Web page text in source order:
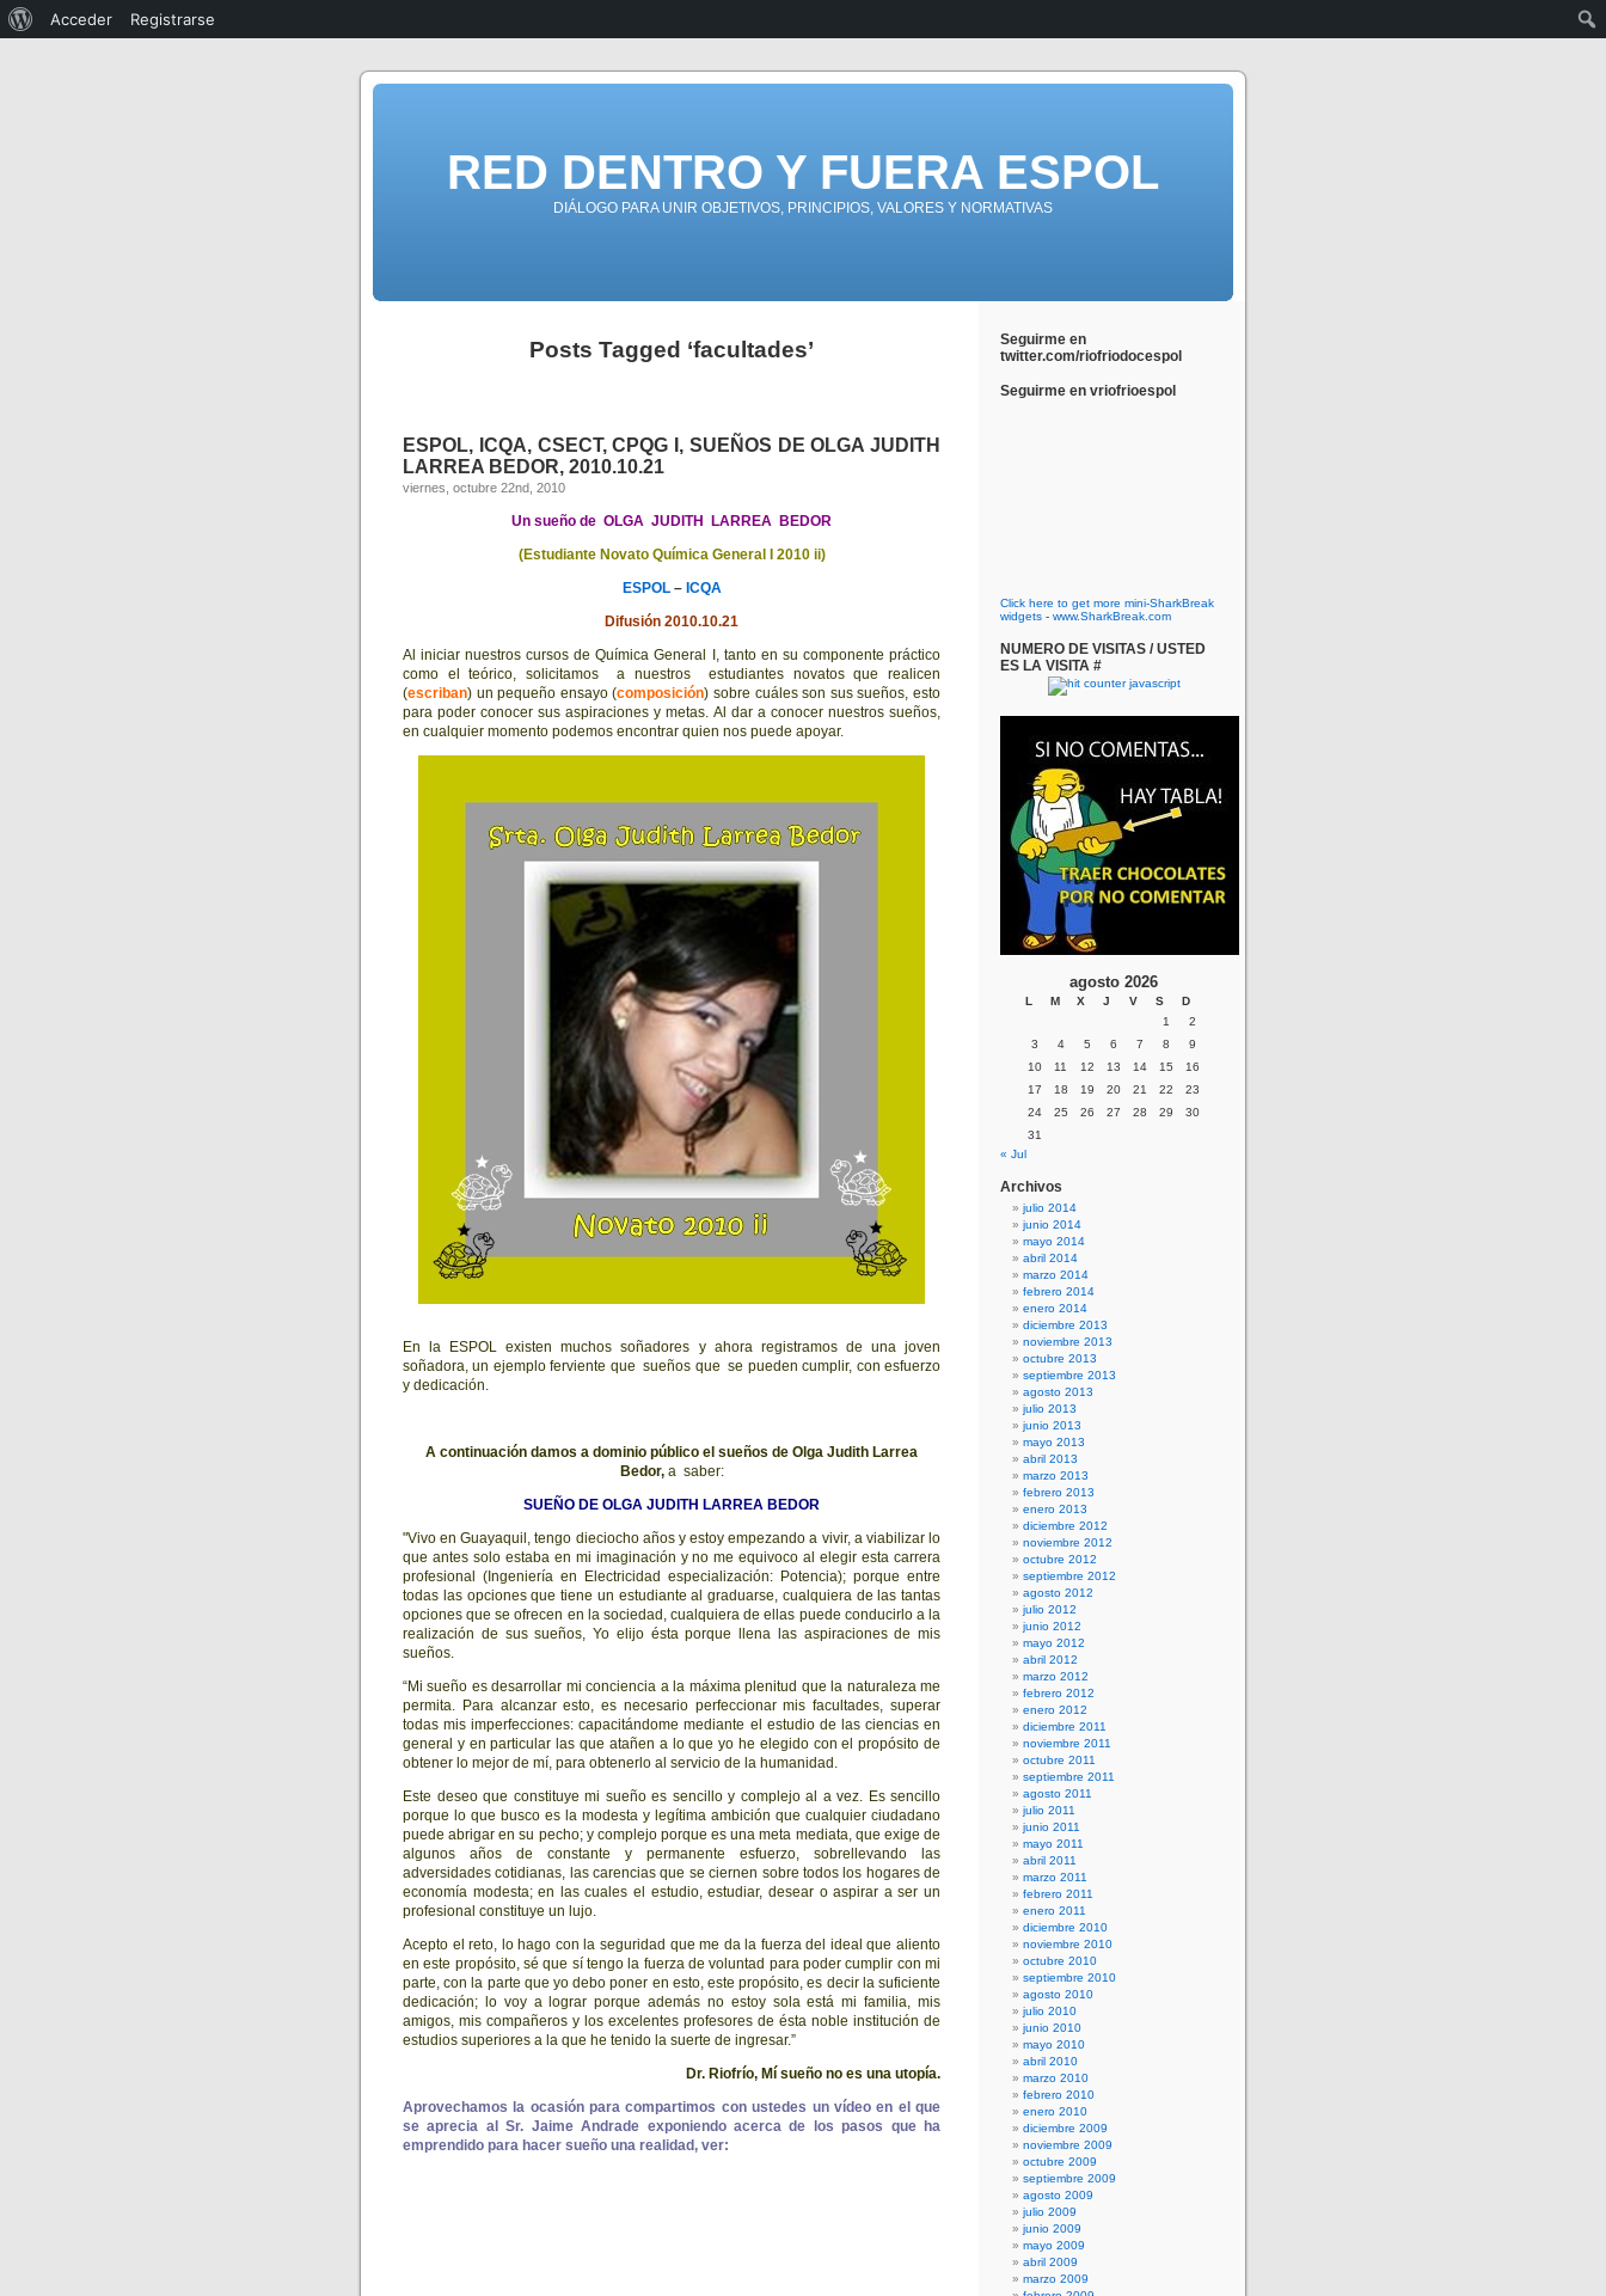
RED DENTRO Y FUERA ESPOL
DIÁLOGO PARA UNIR OBJETIVOS, PRINCIPIOS, VALORES Y NORMATIVAS
Posts Tagged ‘facultades’
ESPOL, ICQA, CSECT, CPQG I, SUEÑOS DE OLGA JUDITH
LARREA BEDOR, 2010.10.21
viernes, octubre 22nd, 2010
Un sueño de OLGA JUDITH LARREA BEDOR
(Estudiante Novato Química General I 2010 ii)
ESPOL– ICQA
Difusión 2010.10.21
Al iniciar nuestros cursos de Química General I, tanto en su componente práctico
como el teórico, solicitamos a nuestros estudiantes novatos que realicen
(escriban) un pequeño ensayo (composición) sobre cuáles son sus sueños, esto
para poder conocer sus aspiraciones y metas. Al dar a conocer nuestros sueños,
en cualquier momento podemos encontrar quien nos puede apoyar.
En la ESPOL existen muchos soñadores y ahora registramos de una joven
soñadora, un ejemplo ferviente que sueños que se pueden cumplir, con esfuerzo
y dedicación.
A continuación damos a dominio público el sueños de Olga Judith Larrea
Bedor,a saber:
SUEÑO DE OLGA JUDITH LARREA BEDOR
"Vivo en Guayaquil, tengo dieciocho años y estoy empezando a vivir, a viabilizar lo
que antes solo estaba en mi imaginación y no me equivoco al elegir esta carrera
profesional (Ingeniería en Electricidad especialización: Potencia); porque entre
todas las opciones que tiene un estudiante al graduarse, cualquiera de las tantas
opciones que se ofrecen en la sociedad, cualquiera de ellas puede conducirlo a la
realización de sus sueños, Yo elijo ésta porque llena las aspiraciones de mis
sueños.
“Mi sueño es desarrollar mi conciencia a la máxima plenitud que la naturaleza me
permita. Para alcanzar esto, es necesario perfeccionar mis facultades, superar
todas mis imperfecciones: capacitándome mediante el estudio de las ciencias en
general y en particular las que atañen a lo que yo he elegido con el propósito de
obtener lo mejor de mí, para obtenerlo al servicio de la humanidad.
Este deseo que constituye mi sueño es sencillo y complejo al a vez. Es sencillo
porque lo que busco es la modesta y legítima ambición que cualquier ciudadano
puede abrigar en su pecho; y complejo porque es una meta mediata, que exige de
algunos años de constante y permanente esfuerzo, sobrellevando las
adversidades cotidianas, las carencias que se ciernen sobre todos los hogares de
economía modesta; en las cuales el estudio, estudiar, desear o aspirar a ser un
profesional constituye un lujo.
Acepto el reto, lo hago con la seguridad que me da la fuerza del ideal que aliento
en este propósito, sé que sí tengo la fuerza de voluntad para poder cumplir con mi
parte, con la parte que yo debo poner en esto, este propósito, es decir la suficiente
dedicación; lo voy a lograr porque además no estoy sola está mi familia, mis
amigos, mis compañeros y los excelentes profesores de ésta noble institución de
estudios superiores a la que he tenido la suerte de ingresar.”
Dr. Riofrío, Mí sueño no es una utopía.
Aprovechamos la ocasión para compartimos con ustedes un vídeo en el que
se aprecia al Sr. Jaime Andrade exponiendo acerca de los pasos que ha
emprendido para hacer sueño una realidad, ver:
Seguirme en
twitter.com/riofriodocespol
Seguirme en vriofrioespol
Click here to get more mini-SharkBreak
widgets - www.SharkBreak.com
NUMERO DE VISITAS / USTED
ES LA VISITA #
agosto 2026
L M X J V S
D
1
2
3
4 5 6 7 8
9
10
11 12 13 14 15
16
17
18 19 20 21 22
23
24
25 26 27 28 29
30
31
« Jul
Archivos
julio 2014
junio 2014
mayo 2014
abril 2014
marzo 2014
febrero 2014
enero 2014
diciembre 2013
noviembre 2013
octubre 2013
septiembre 2013
agosto 2013
julio 2013
junio 2013
mayo 2013
abril 2013
marzo 2013
febrero 2013
enero 2013
diciembre 2012
noviembre 2012
octubre 2012
septiembre 2012
agosto 2012
julio 2012
junio 2012
mayo 2012
abril 2012
marzo 2012
febrero 2012
enero 2012
diciembre 2011
noviembre 2011
octubre 2011
septiembre 2011
agosto 2011
julio 2011
junio 2011
mayo 2011
abril 2011
marzo 2011
febrero 2011
enero 2011
diciembre 2010
noviembre 2010
octubre 2010
septiembre 2010
agosto 2010
julio 2010
junio 2010
mayo 2010
abril 2010
marzo 2010
febrero 2010
enero 2010
diciembre 2009
noviembre 2009
octubre 2009
septiembre 2009
agosto 2009
julio 2009
junio 2009
mayo 2009
abril 2009
marzo 2009
Acceder Registrarse